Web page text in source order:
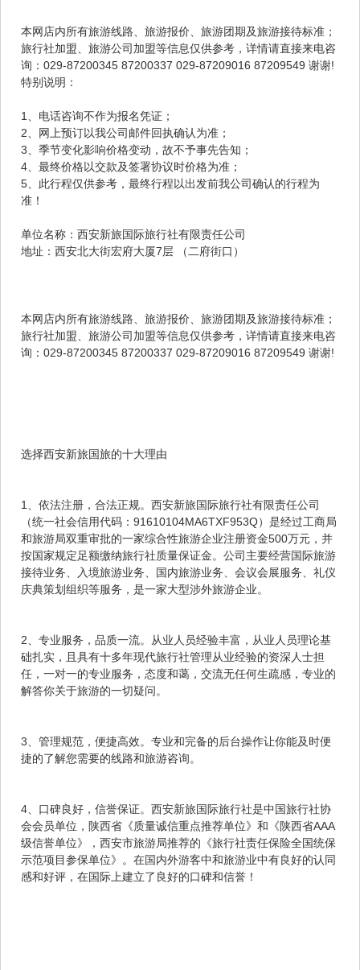
本网店内所有旅游线路、旅游报价、旅游团期及旅游接待标准；
旅行社加盟、旅游公司加盟等信息仅供参考，详情请直接来电咨
询：029-87200345 87200337 029-87209016 87209549 谢谢!
特别说明：
1、电话咨询不作为报名凭证；
2、网上预订以我公司邮件回执确认为准；
3、季节变化影响价格变动，故不予事先告知；
4、最终价格以交款及签署协议时价格为准；
5、此行程仅供参考，最终行程以出发前我公司确认的行程为
准！
单位名称：西安新旅国际旅行社有限责任公司
地址：西安北大街宏府大厦7层 （二府街口）
本网店内所有旅游线路、旅游报价、旅游团期及旅游接待标准；
旅行社加盟、旅游公司加盟等信息仅供参考，详情请直接来电咨
询：029-87200345 87200337 029-87209016 87209549 谢谢!
选择西安新旅国旅的十大理由
1、依法注册，合法正规。西安新旅国际旅行社有限责任公司
（统一社会信用代码：91610104MA6TXF953Q）是经过工商局
和旅游局双重审批的一家综合性旅游企业注册资金500万元，并
按国家规定足额缴纳旅行社质量保证金。公司主要经营国际旅游
接待业务、入境旅游业务、国内旅游业务、会议会展服务、礼仪
庆典策划组织等服务，是一家大型涉外旅游企业。
2、专业服务，品质一流。从业人员经验丰富，从业人员理论基
础扎实，且具有十多年现代旅行社管理从业经验的资深人士担
任，一对一的专业服务，态度和蔼，交流无任何生疏感，专业的
解答你关于旅游的一切疑问。
3、管理规范，便捷高效。专业和完备的后台操作让你能及时便
捷的了解您需要的线路和旅游咨询。
4、口碑良好，信誉保证。西安新旅国际旅行社是中国旅行社协
会会员单位，陕西省《质量诚信重点推荐单位》和《陕西省AAA
级信誉单位》，西安市旅游局推荐的《旅行社责任保险全国统保
示范项目参保单位》。在国内外游客中和旅游业中有良好的认同
感和好评，在国际上建立了良好的口碑和信誉！